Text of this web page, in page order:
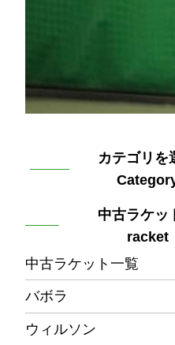
カテゴリを
中古ラケ
racket
中古ラケット一覧
バボラ
ウィルソン